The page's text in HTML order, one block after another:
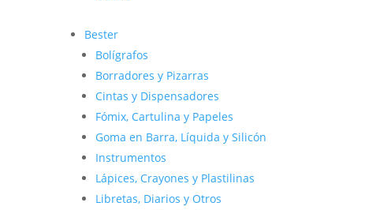
Bester
Bolígrafos
Borradores y Pizarras
Cintas y Dispensadores
Fómix, Cartulina y Papeles
Goma en Barra, Líquida y Silicón
Instrumentos
Lápices, Crayones y Plastilinas
Libretas, Diarios y Otros